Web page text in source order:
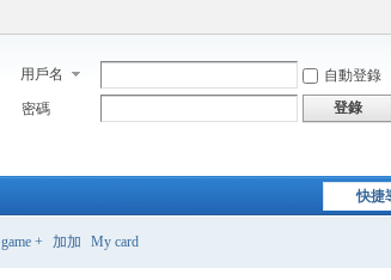
用戶名 自動登錄
密碼
登錄
快捷
game + 加加 My card